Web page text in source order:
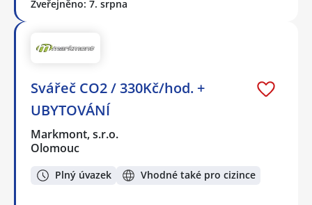
Zveřejněno: 7. srpna
Svářeč CO2 / 330Kč/hod. +
UBYTOVÁNÍ
Markmont, s.r.o.
Olomouc
Plný úvazek Vhodné také pro cizince